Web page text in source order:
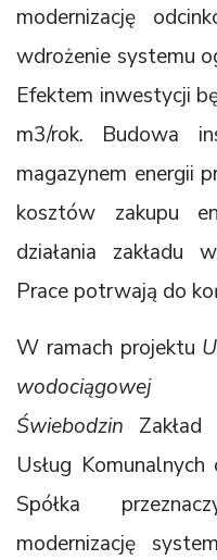
modernizację
wdrożenie systemu
Efektem inwestycji
m3/rok. Budowa
magazynem energii
kosztów zakupu
działania zakładu
Prace potrwają do
W ramach projektu
Świebodzin
Usług
Spółka
modernizację